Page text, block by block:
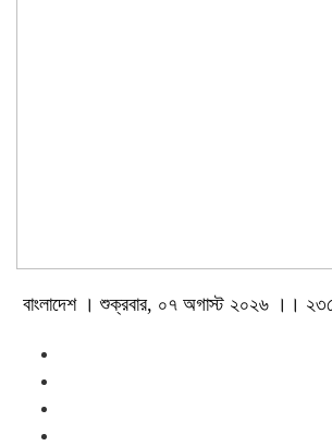
বাংলাদেশ । শুক্রবার, ০৭ অগাস্ট ২০২৬ ।।